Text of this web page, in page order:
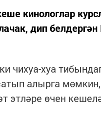
кинологлар
дип
чихуа-хуа
алырга
этләре өчен